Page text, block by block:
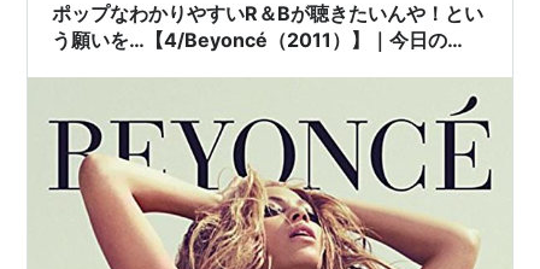
ポップなわかりやすいR＆Bが聴きたいんや！とい
う願いを…【4/Beyoncé（2011）】｜今日の